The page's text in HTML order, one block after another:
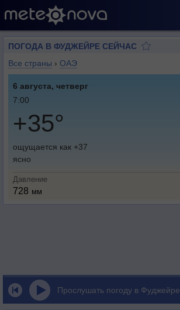
ПОГОДА В ФУДЖЕЙРЕ СЕЙЧАС
Все страны › ОАЭ
6 августа, четверг
7:00
+35°
ощущается как +37
ясно
Давление
728 мм
Прослушать погоду в Фуджейре